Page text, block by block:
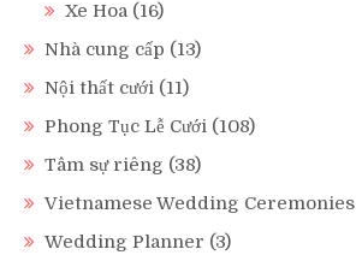
Xe Hoa (16)
Nhà cung cấp (13)
Nội thất cưới (11)
Phong Tục Lễ Cưới (108)
Tâm sự riêng (38)
Vietnamese Wedding Ceremonies
Wedding Planner (3)